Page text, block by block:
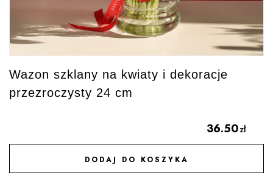
Wazon szklany na kwiaty i dekoracje
przezroczysty 24 cm
36.50zł
DODAJ DO KOSZYKA
DODAJ DO ULUBIONYCH